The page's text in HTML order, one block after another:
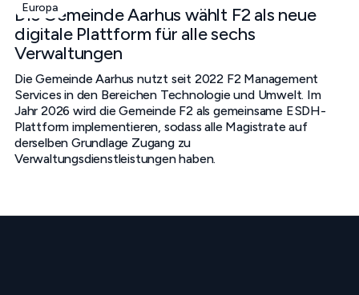
Europa
Die Gemeinde Aarhus wählt F2 als neue
digitale Plattform für alle sechs
Verwaltungen
Die Gemeinde Aarhus nutzt seit 2022 F2 Management
Services in den Bereichen Technologie und Umwelt. Im
Jahr 2026 wird die Gemeinde F2 als gemeinsame ESDH-
Plattform implementieren, sodass alle Magistrate auf
derselben Grundlage Zugang zu
Verwaltungsdienstleistungen haben.